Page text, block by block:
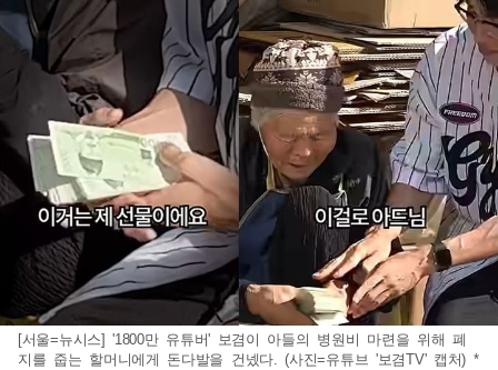
[서울=뉴시스] '1800만 유튜버' 보겸이 아들의 병원비 마련을 위해 폐
지를 줍는 할머니에게 돈다발을 건넸다. (사진=유튜브 '보겸TV' 캡처) *